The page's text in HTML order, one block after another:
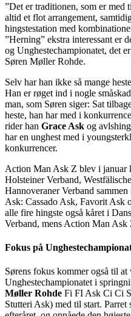
”Det er traditionen, som er med
altid et flot arrangement,
hingstestation med
”Herning” ekstra interessant er
og Unghestechampionatet, det
Søren Møller Rohde.
Selv har han ikke så mange
Han er røget ind i nogle
man, som Søren siger: Sat
heste, han har med i
rider han Grace Ask og
har en unghest med i
konkurrencer.
Action Man Ask Z blev i januar
Holsteiner Verband,
Hannoveraner Verband
Ask: Cassado Ask, Favorit Ask
alle fire hingste også kåret i
Verband, mens Action Man Ask
Fokus på
Sørens fokus kommer også til
Unghestechampionatet i
Møller Rohde Fi FI Ask Ci Ci
Stutteri Ask) med til start. Parret